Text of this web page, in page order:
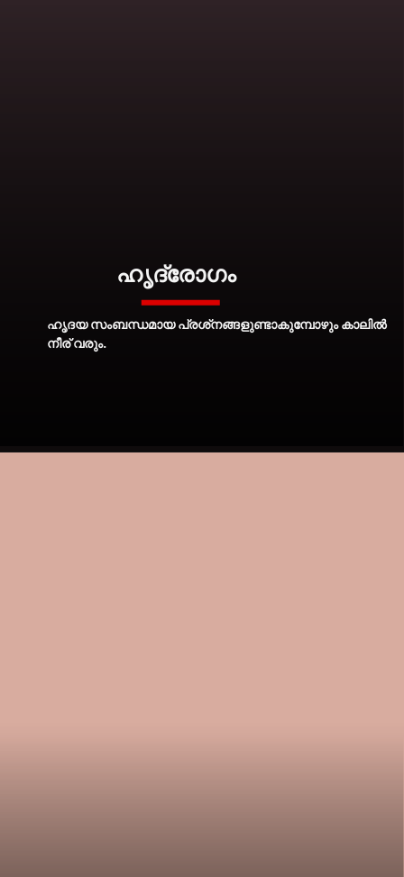
ഹൃദയ സംബന്ധമായ പ്രശ്‌നങ്ങളുണ്ടാകുമ്പോഴും കാലില്‍
നീര് വരും.
ഹൃദ്രോഗം